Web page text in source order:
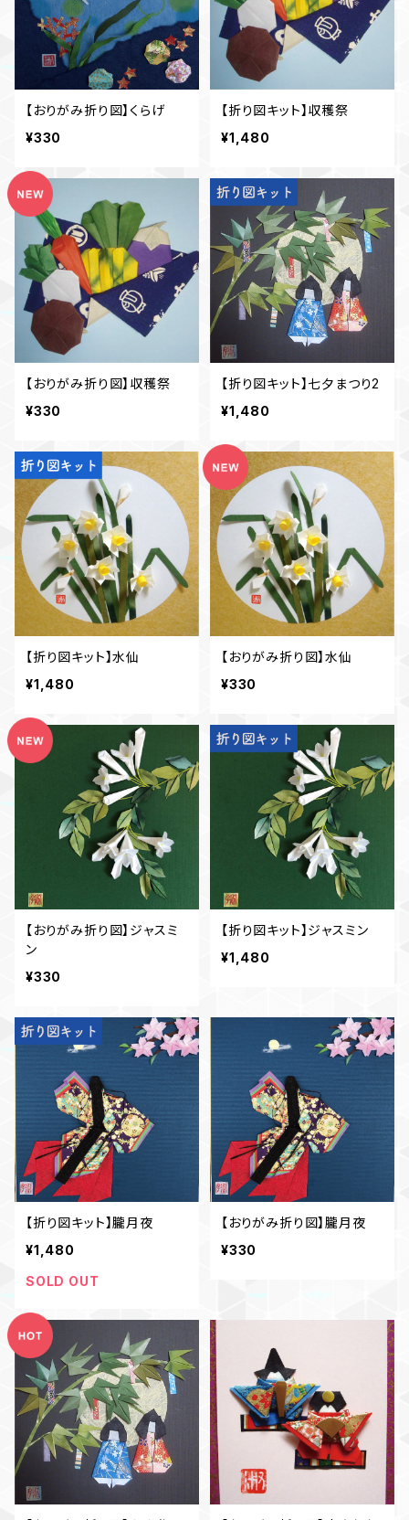
【おりがみ折り図】くらげ
¥330
【折り図キット】収穫祭
¥1,480
【おりがみ折り図】収穫祭
¥330
【折り図キット】七夕まつり2
¥1,480
【折り図キット】水仙
¥1,480
【おりがみ折り図】水仙
¥330
【おりがみ折り図】ジャスミ
ン
¥330
【折り図キット】ジャスミン
¥1,480
【折り図キット】朧月夜
¥1,480
SOLD OUT
【おりがみ折り図】朧月夜
¥330